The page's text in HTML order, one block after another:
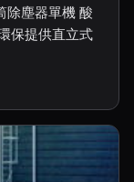
除塵器單機 酸
保提供直立式